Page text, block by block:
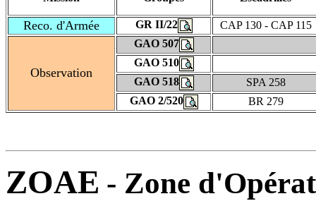
Reco. d'Armée GR II/22 CAP 130 - CAP 115
Observation
GAO 507
GAO 510
GAO 518
SPA 258
GAO 2/520
BR 279
ZOAE - Zone